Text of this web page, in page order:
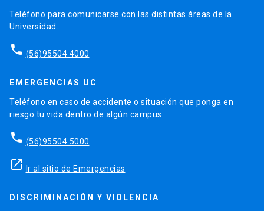
Teléfono para comunicarse con las distintas áreas de la
Universidad.
phone (56)95504 4000
EMERGENCIAS UC
Teléfono en caso de accidente o situación que ponga en
riesgo tu vida dentro de algún campus.
phone (56)95504 5000
launch Ir al sitio de Emergencias
DISCRIMINACIÓN Y VIOLENCIA